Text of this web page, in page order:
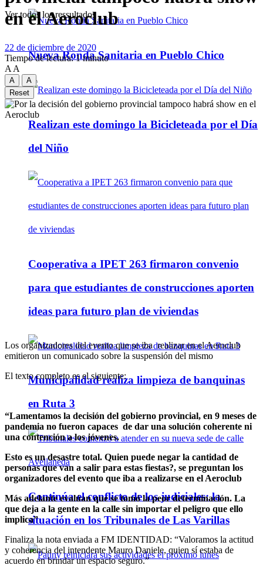
Nueva Ronda Sanitaria en Pueblo Chico
Realizan este domingo la Bicicleteada por el Día
del Niño
Cooperativa a IPET 263 firmaron convenio
para que estudiantes de construcciones aporten
ideas para futuro plan de viviendas
Municipalidad realiza limpieza de banquinas
en Ruta 3
Continúa el conflicto de los judiciales: la
situación en los Tribunales de Las Varillas
Ver todos los ressultados
en el Aeroclub
22 de diciembre de 2020
Tiempo de lectura: 1 minuto
A A
A
A
Reset
Los organizadores del evento que se iba realizar en el Aeroclub
emitieron un comunicado sobre la suspensión del mismo
El texto completo es el siguiente:
“Lamentamos la decisión del gobierno provincial, en 9 meses de
pandemia no fueron capaces de dar una solución coherente ni
una contención a los jóvenes.
Esto es un desastre total. Quien puede negar la cantidad de
personas que van a salir para estas fiestas?, se preguntan los
organizadores del evento que iba a realizarse en el Aeroclub
Más adelante evalúan que se tomó la peor determinación. La
que deja a la gente en la calle sin importar el peligro que ello
implica”
Finaliza la nota enviada a FM IDENTIDAD: “Valoramos la actitud
y coherencia del intendente Mauro Daniele, quien sí estaba de
acuerdo en brindar un espacio seguro.”